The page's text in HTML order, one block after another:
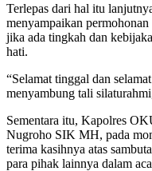
Terlepas dari hal itu
menyampaikan
jika ada tingkah dan
hati.
“Selamat tinggal dan
menyambung tali
Sementara itu, Kapolres
Nugroho SIK MH, pada
terima kasihnya atas
para pihak lainnya dalam